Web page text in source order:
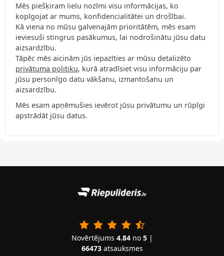
Mēs piešķiram lielu nozīmi visu informācijas, ko
kopīgojat ar mums, konfidencialitātei un drošībai.
Kā viena no mūsu galvenajām prioritātēm, mēs esam
ieviesuši stingrus pasākumus, lai nodrošinātu jūsu datu
aizsardzību.
Tāpēc mēs aicinām jūs iepazīties ar mūsu detalizēto
privātuma politiku, kurā atradīsiet visu informāciju par
jūsu personīgo datu vākšanu, izmantošanu un
aizsardzību.
Mēs esam apņēmušies ievērot jūsu privātumu un rūpīgi
apstrādāt jūsu datus.
Novērtējums 4.84no 5|
66473atsauksmes